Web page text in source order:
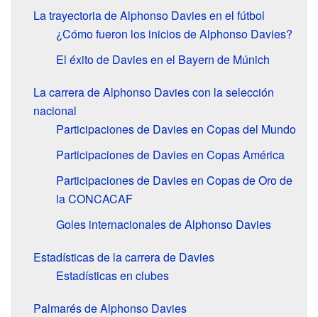
La trayectoria de Alphonso Davies en el fútbol
¿Cómo fueron los inicios de Alphonso Davies?
El éxito de Davies en el Bayern de Múnich
La carrera de Alphonso Davies con la selección
nacional
Participaciones de Davies en Copas del Mundo
Participaciones de Davies en Copas América
Participaciones de Davies en Copas de Oro de
la CONCACAF
Goles internacionales de Alphonso Davies
Estadísticas de la carrera de Davies
Estadísticas en clubes
Palmarés de Alphonso Davies